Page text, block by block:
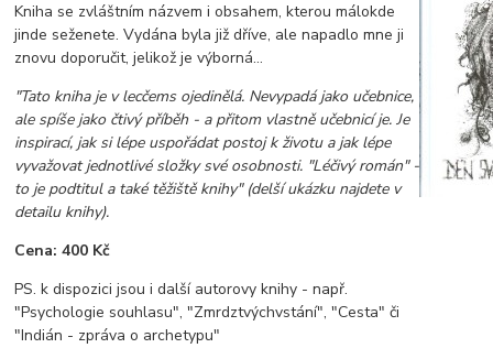
Kniha se zvláštním názvem i obsahem, kterou málokde
jinde seženete. Vydána byla již dříve, ale napadlo mne ji
znovu doporučit, jelikož je výborná...
"Tato kniha je v lecčems ojedinělá. Nevypadá jako učebnice,
ale spíše jako čtivý příběh - a přitom vlastně učebnicí je. Je
inspirací, jak si lépe uspořádat postoj k životu a jak lépe
vyvažovat jednotlivé složky své osobnosti. "Léčivý román" -
to je podtitul a také těžiště knihy" (delší ukázku najdete v
detailu knihy).
Cena: 400 Kč
PS. k dispozici jsou i další autorovy knihy - např.
"Psychologie souhlasu", "Zmrdztvýchvstání", "Cesta" či
"Indián - zpráva o archetypu"